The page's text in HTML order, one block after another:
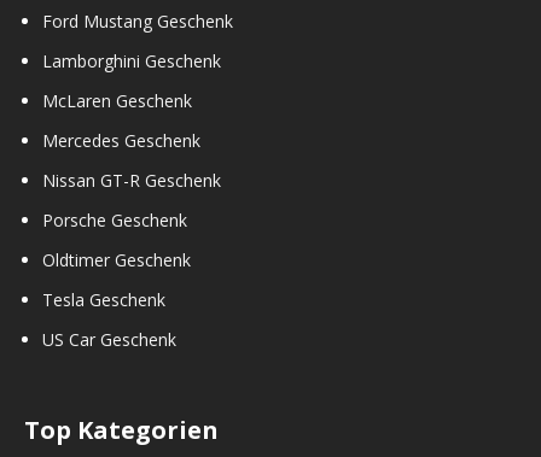
Ford Mustang Geschenk
Lamborghini Geschenk
McLaren Geschenk
Mercedes Geschenk
Nissan GT-R Geschenk
Porsche Geschenk
Oldtimer Geschenk
Tesla Geschenk
US Car Geschenk
Top Kategorien